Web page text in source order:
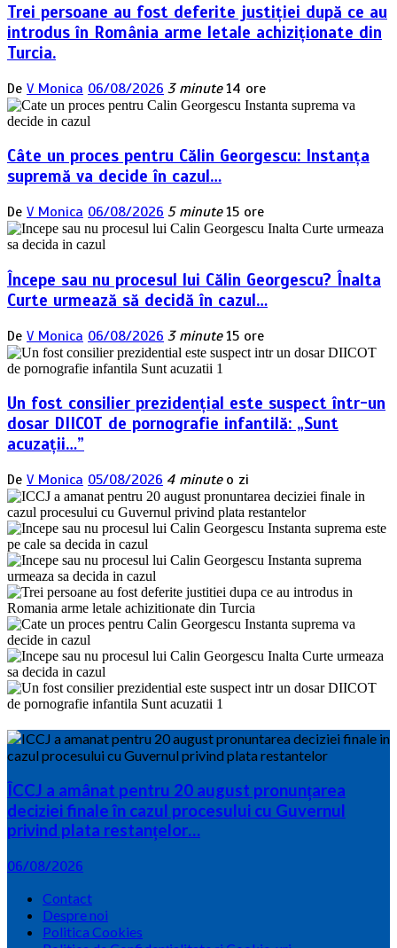
Trei persoane au fost deferite justiției după ce au
introdus în România arme letale achiziționate din
Turcia.
De V Monica 06/08/2026 3 minute 14 ore
Câte un proces pentru Călin Georgescu: Instanța
supremă va decide în cazul…
De V Monica 06/08/2026 5 minute 15 ore
Începe sau nu procesul lui Călin Georgescu? Înalta
Curte urmează să decidă în cazul…
De V Monica 06/08/2026 3 minute 15 ore
Un fost consilier prezidențial este suspect într-un
dosar DIICOT de pornografie infantilă: „Sunt
acuzații…”
De V Monica 05/08/2026 4 minute o zi
ÎCCJ a amânat pentru 20 august pronunțarea
deciziei finale în cazul procesului cu Guvernul
privind plata restanțelor…
06/08/2026
Contact
Despre noi
Politica Cookies